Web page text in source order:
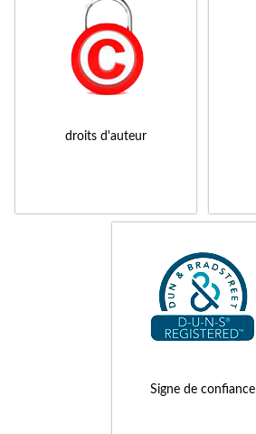
droits d'auteur
Signe de confiance